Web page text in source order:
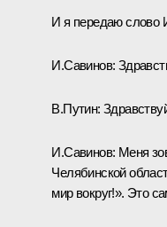
И я передаю слово
И.Савинов:
В.Путин:
И.Савинов: Меня
Челябинской
мир вокруг!». Это